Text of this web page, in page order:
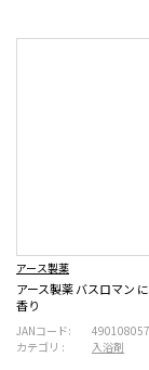
アース製薬
アース製薬 バスロマン
香り
JANコード:
カテゴリ :
入浴剤